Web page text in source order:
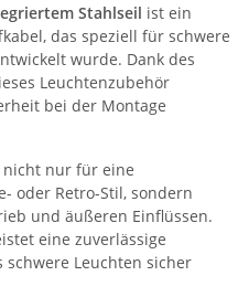
Stahlseil ist ein
das speziell für schwere
wurde. Dank des
Leuchtenzubehör
bei der Montage
nicht nur für eine
oder Retro-Stil, sondern
und äußeren Einflüssen.
eine zuverlässige
Leuchten sicher